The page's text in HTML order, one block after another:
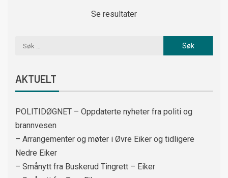
Se resultater
AKTUELT
POLITIDØGNET – Oppdaterte nyheter fra politi og
brannvesen
– Arrangementer og møter i Øvre Eiker og tidligere
Nedre Eiker
– Smånytt fra Buskerud Tingrett – Eiker